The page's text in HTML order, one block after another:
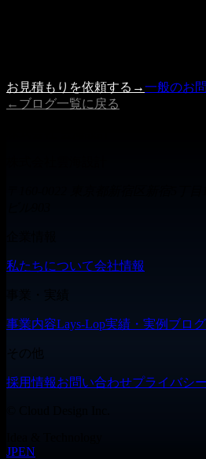
お見積もりを依頼する →一般のお
← ブログ一覧に戻る
私たちについて会社情報
事業内容Lays-Lop実績・実例 ブログ
その他
採用情報お問い合わせプライバシ
JPEN